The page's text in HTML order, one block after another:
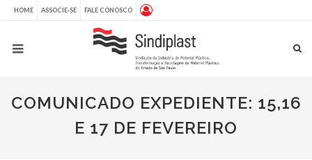
HOME ASSOCIE-SE FALE CONOSCO
COMUNICADO EXPEDIENTE: 15,16
E 17 DE FEVEREIRO